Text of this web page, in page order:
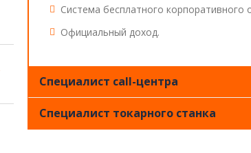
Система бесплатного корпоративного
Официальный доход.
Специалист call-центра
Специалист токарного станка